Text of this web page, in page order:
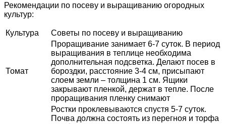
Рекомендации по посеву и выращиванию огородных
культур:
Культура Советы по посеву и выращиванию
Томат
Проращивание занимает 6-7 суток. В период
выращивания в теплице необходима
дополнительная подсветка. Делают посев в
бороздки, расстояние 3-4 см, присыпают
слоем земли – толщина 1 см. Ящики
закрывают пленкой, держат в тепле. После
проращивания пленку снимают
Ростки проклевываются спустя 5-7 суток.
Почва должна состоять из перегноя и торфа